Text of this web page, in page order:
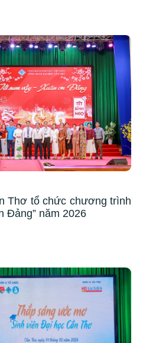
Thơ tổ chức chương trình
Đảng” năm 2026